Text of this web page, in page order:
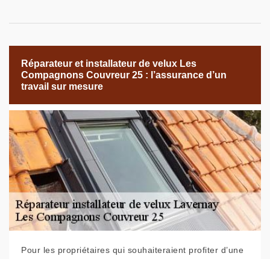
Réparateur et installateur de velux Les
Compagnons Couvreur 25 : l’assurance d’un
travail sur mesure
Pour les propriétaires qui souhaiteraient profiter d’une